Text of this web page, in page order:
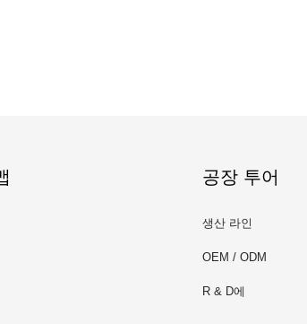
공장 투어
생산 라인
OEM / ODM
R & D에